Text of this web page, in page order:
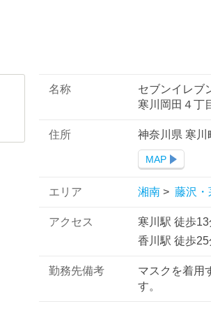
名称
セブンイレブ
寒川岡田４丁
住所 神奈川県 寒川
MAP
エリア 湘南 > 藤沢・
アクセス
寒川駅 徒歩13
香川駅 徒歩25
勤務先備考
マスクを着用
す。